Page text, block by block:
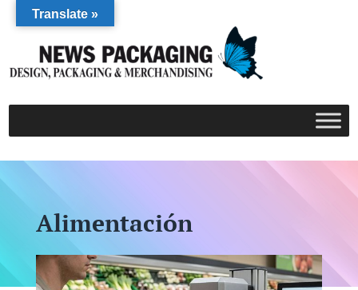
Alimentación
Translate »